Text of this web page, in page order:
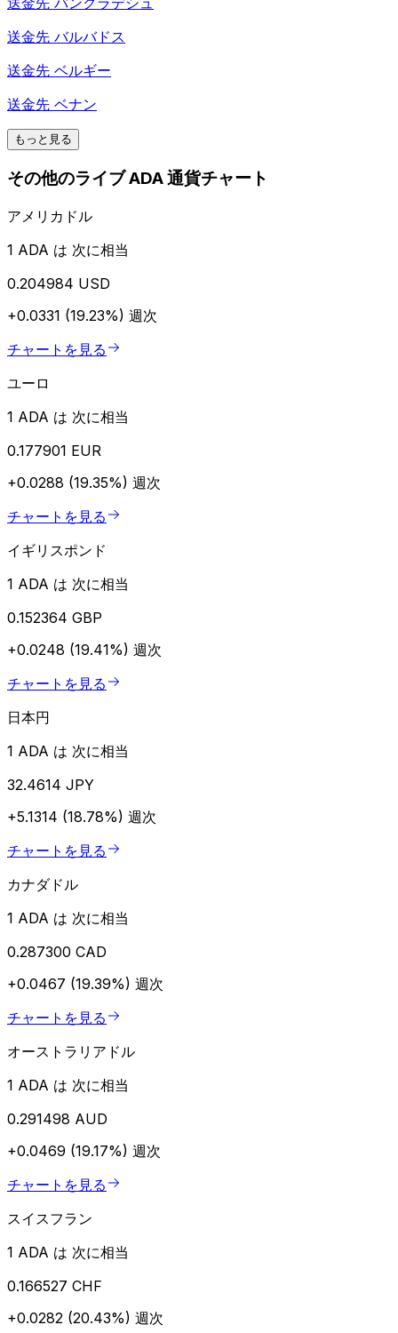
送金先 バルバドス
送金先 ベルギー
送金先 ベナン
もっと見る
その他のライブ ADA 通貨チャート
アメリカドル
1 ADA は 次に相当
0.204984 USD
+0.0331 (19.23%) 週次
チャートを見る
ユーロ
1 ADA は 次に相当
0.177901 EUR
+0.0288 (19.35%) 週次
チャートを見る
イギリスポンド
1 ADA は 次に相当
0.152364 GBP
+0.0248 (19.41%) 週次
チャートを見る
日本円
1 ADA は 次に相当
32.4614 JPY
+5.1314 (18.78%) 週次
チャートを見る
カナダドル
1 ADA は 次に相当
0.287300 CAD
+0.0467 (19.39%) 週次
チャートを見る
オーストラリアドル
1 ADA は 次に相当
0.291498 AUD
+0.0469 (19.17%) 週次
チャートを見る
スイスフラン
1 ADA は 次に相当
0.166527 CHF
+0.0282 (20.43%) 週次